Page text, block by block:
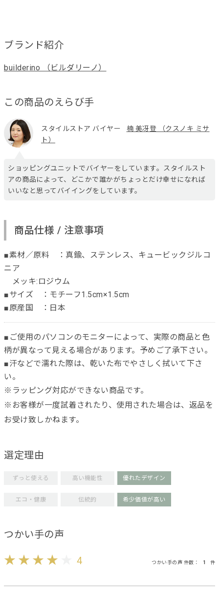
ブランド紹介
builderino （ビルダリーノ）
この商品のえらび手
スタイルストア バイヤー
楠 美冴登 （クスノキ ミサ
ト）
ショッピングユニットでバイヤーをしています。スタイルスト
アの商品によって、どこかで誰かがちょっとだけ幸せになれば
いいなと思ってバイイングをしています。
商品仕様 / 注意事項
■素材／原料 ：真鍮、ステンレス、キュービックジルコ
ニア
メッキ:ロジウム
■サイズ ：モチーフ1.5cm×1.5cm
■原産国 ：日本
■ご使用のパソコンのモニターによって、実際の商品と色
柄が異なって見える場合があります。予めご了承下さい。
■汗などで濡れた際は、乾いた布でやさしく拭いて下さ
い。
※ラッピング対応ができない商品です。
※お客様が一度試着されたり、使用された場合は、返品を
お受け致しかねます。
選定理由
ずっと使える 高い機能性 優れたデザイン
エコ・健康 伝統的 希少価値が高い
つかい手の声
4 つかい手の声 件数： 1 件